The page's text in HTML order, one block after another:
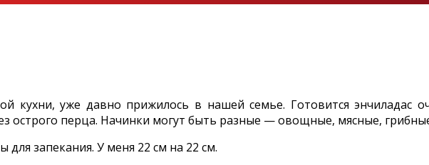
кухни, уже давно прижилось в нашей семье. Готовится энчиладас
острого перца. Начинки могут быть разные — овощные, мясные,
запекания. У меня 22 см на 22 см.